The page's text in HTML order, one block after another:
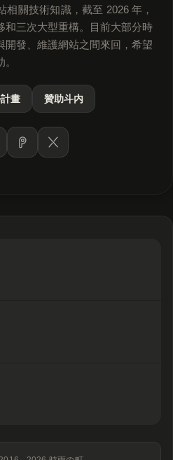
關技術知識，截至 2026 年，
和三次大型重構。目前大部分時
開發、維護網站之間來回，希望
畫 贊助斗内